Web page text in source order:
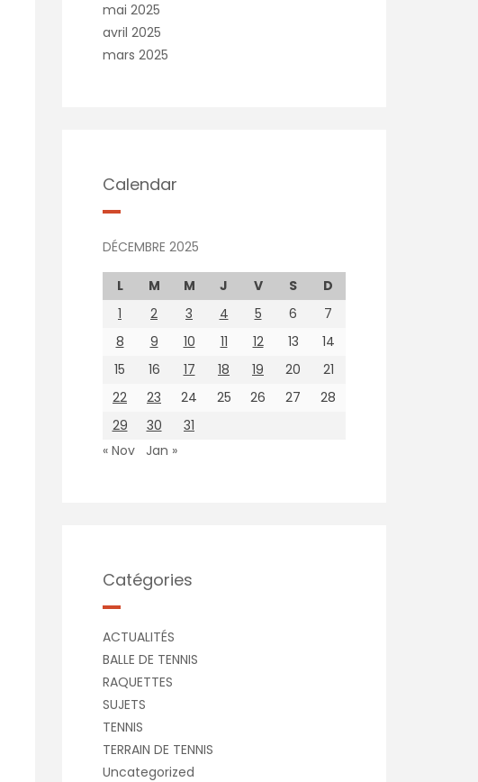
mai 2025
avril 2025
mars 2025
Calendar
DÉCEMBRE 2025
L M M J V S
D
1
2 3 4 5 6
7
8
9 10 11 12 13
14
15
16 17 18 19 20
21
22
23 24 25 26 27
28
29
30
31
« Nov
Jan »
Catégories
ACTUALITÉS
BALLE DE TENNIS
RAQUETTES
SUJETS
TENNIS
TERRAIN DE TENNIS
Uncategorized